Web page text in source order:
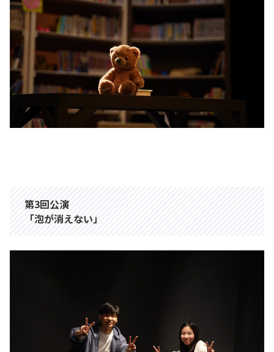
第3回公演
「泡が消えない」